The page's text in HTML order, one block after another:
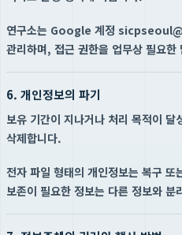
연구소는 Google 계정
관리하며, 접근 권한을 업무상 필요한
6. 개인정보의 파기
보유 기간이 지나거나 처리 목적이 달
삭제합니다.
전자 파일 형태의 개인정보는 복구
보존이 필요한 정보는 다른 정보와 분